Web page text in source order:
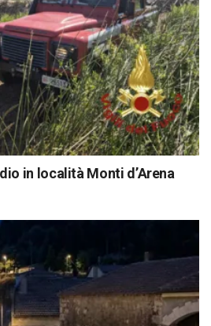
in località Monti d’Arena